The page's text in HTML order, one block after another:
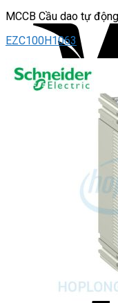
MCCB Cầu dao tự
EZC100H1063